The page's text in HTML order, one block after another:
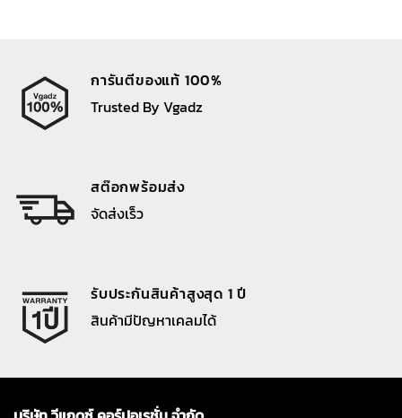
การันตีของแท้ 100%
Trusted By Vgadz
สต๊อกพร้อมส่ง
จัดส่งเร็ว
รับประกันสินค้าสูงสุด 1 ปี
สินค้ามีปัญหาเคลมได้